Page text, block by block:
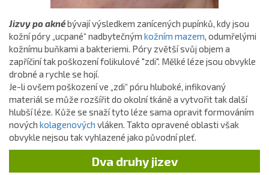
Jizvy po aknébývají výsledkem zanícených pupínků, kdy jsou
kožní póry „ucpané“ nadbytečným kožním mazem, odumřelými
kožnímu buňkami a bakteriemi. Póry zvětší svůj objem a
zapříčiní tak poškození folikulové "zdi". Mělké léze jsou obvykle
drobné a rychle se hojí.
Je-li ovšem poškození ve „zdi“ póru hluboké, infikovaný
materiál se může rozšířit do okolní tkáně a vytvořit tak další
hlubší léze. Kůže se snaží tyto léze sama opravit formováním
nových kolagenových vláken. Takto opravené oblasti však
obvykle nejsou tak vyhlazené jako původní pleť.
Dva druhy jizev